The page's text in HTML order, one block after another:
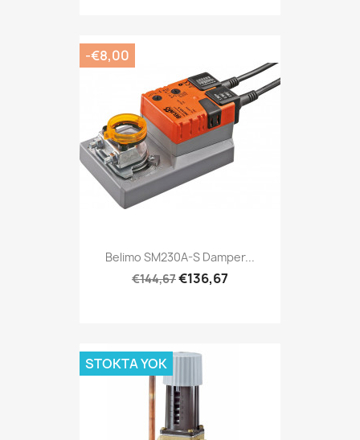
Belimo SM230A-S Damper...
€144,67€136,67
-€8,00
STOKTA YOK